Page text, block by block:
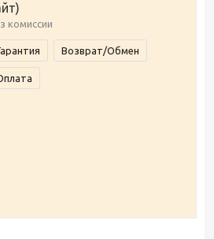
комиссии
Возврат/Обмен